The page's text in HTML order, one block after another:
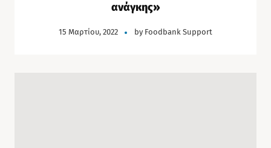
ανάγκης»
15 Μαρτίου, 2022 by Foodbank Support